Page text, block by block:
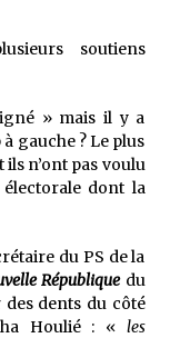
soutiens
» mais il y a
gauche ? Le plus
ils n’ont pas voulu
dont la
du PS de la
Républiquedu
dents du côté
Houlié : « les